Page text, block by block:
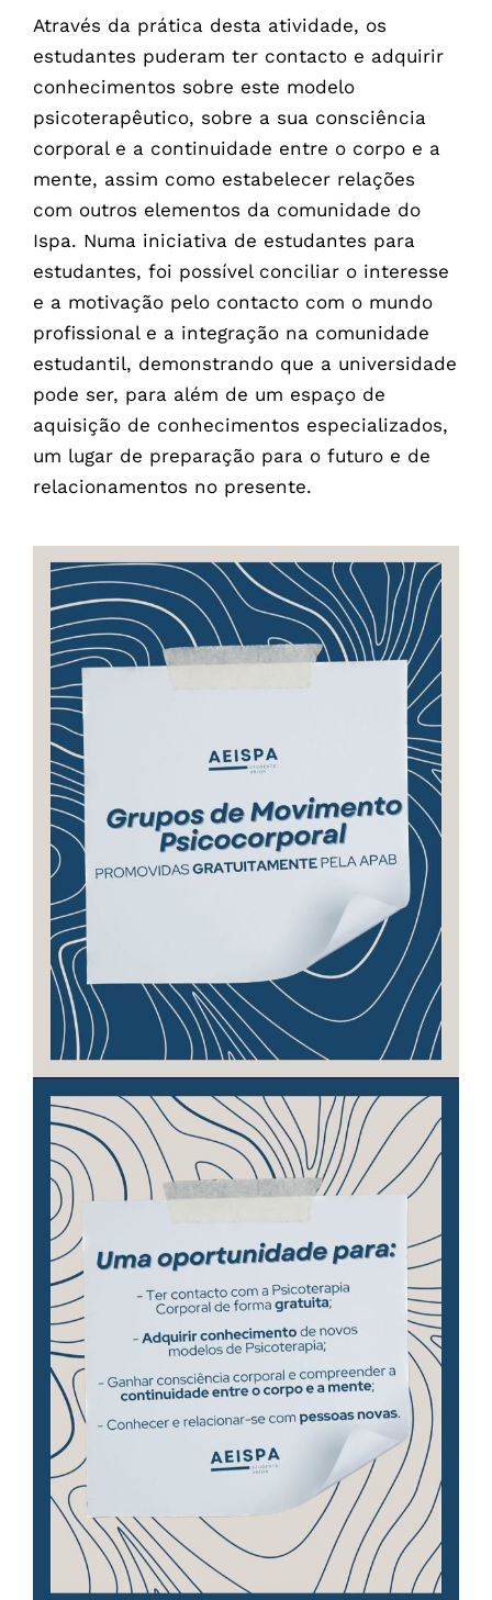
Através da prática desta atividade, os
estudantes puderam ter contacto e adquirir
conhecimentos sobre este modelo
psicoterapêutico, sobre a sua consciência
corporal e a continuidade entre o corpo e a
mente, assim como estabelecer relações
com outros elementos da comunidade do
Ispa. Numa iniciativa de estudantes para
estudantes, foi possível conciliar o interesse
e a motivação pelo contacto com o mundo
profissional e a integração na comunidade
estudantil, demonstrando que a universidade
pode ser, para além de um espaço de
aquisição de conhecimentos especializados,
um lugar de preparação para o futuro e de
relacionamentos no presente.